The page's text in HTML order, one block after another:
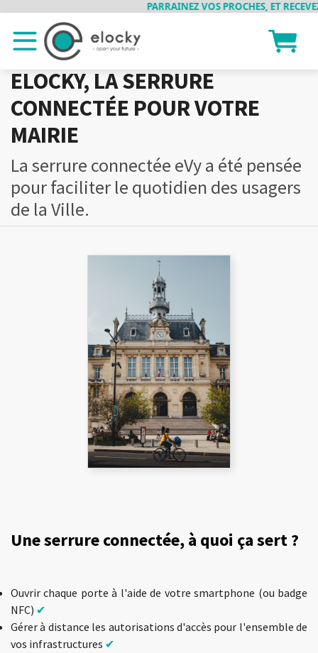
PARRAINEZ VOS PROCHES, ET
ELOCKY, LA SERRURE
CONNECTÉE POUR VOTRE
MAIRIE
La serrure connectée eVy a été pensée
pour faciliter le quotidien des usagers
de la Ville.
Une serrure connectée, à quoi ça sert ?
Ouvrir chaque porte à l'aide de votre smartphone (ou badge
NFC) ✔
Gérer à distance les autorisations d'accès pour l'ensemble de
vos infrastructures ✔